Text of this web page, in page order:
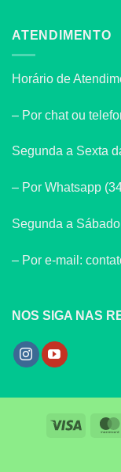
ATENDIMENTO
Horário de
– Por chat ou
Segunda a Sexta
– Por Whatsapp
Segunda a
– Por e-mail:
NOS SIGA NAS
Visa